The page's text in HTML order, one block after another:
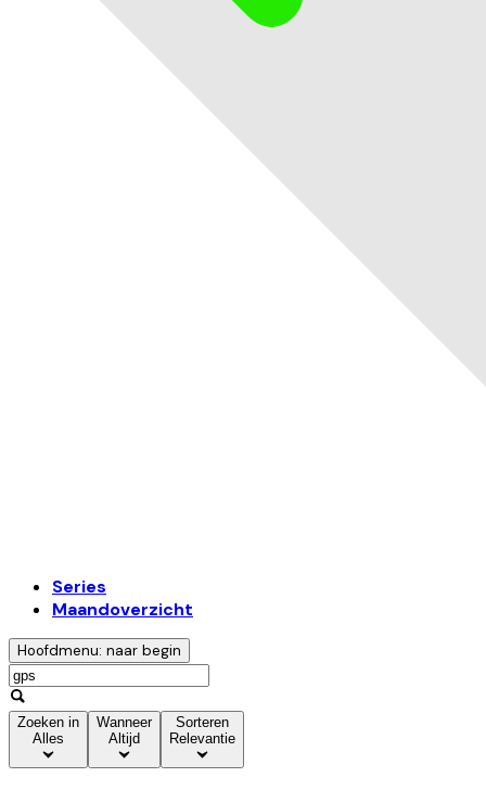
Series
Maandoverzicht
Hoofdmenu: naar begin
Zoeken in
Alles
Wanneer
Altijd
Sorteren
Relevantie